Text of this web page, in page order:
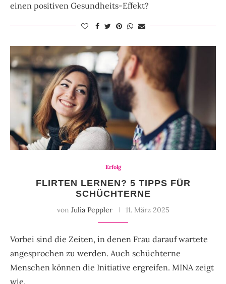
einen positiven Gesundheits-Effekt?
Erfolg
FLIRTEN LERNEN? 5 TIPPS FÜR
SCHÜCHTERNE
von Julia Peppler 11. März 2025
Vorbei sind die Zeiten, in denen Frau darauf wartete
angesprochen zu werden. Auch schüchterne
Menschen können die Initiative ergreifen. MINA zeigt
wie.